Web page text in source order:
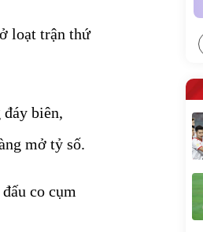
ở loạt trận thứ
biên,
mở tỷ số.
co cụm